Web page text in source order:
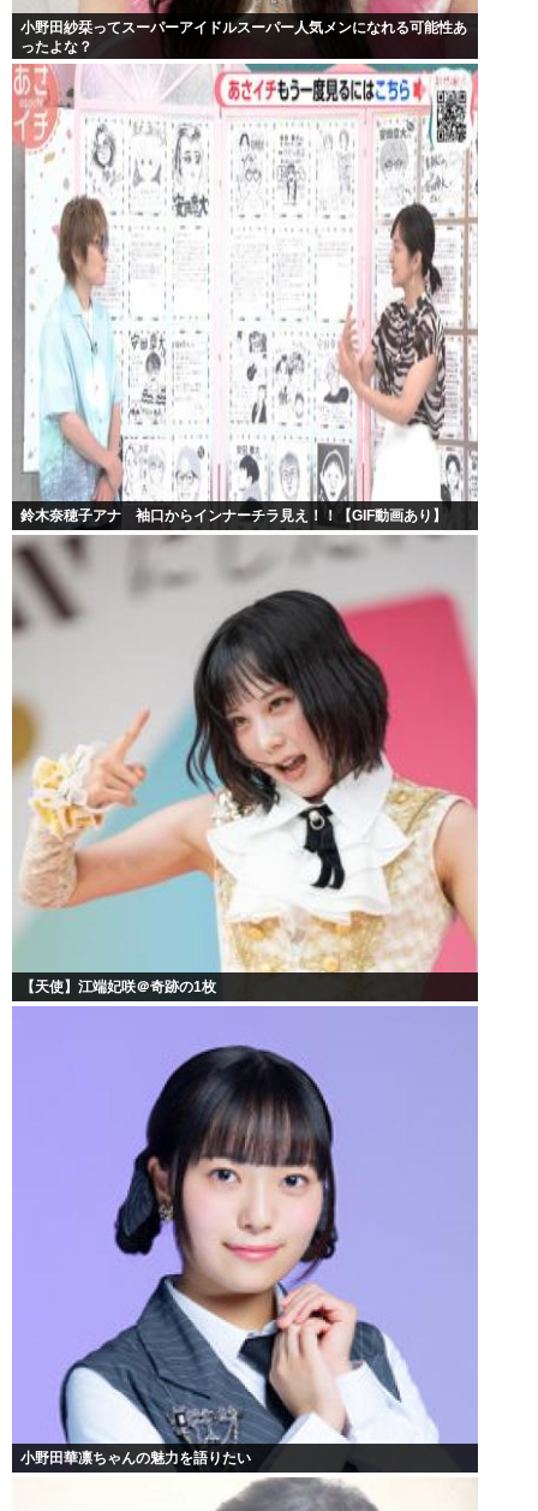
小野田紗栞ってスーパーアイドルスーパー人気メンになれる可能性あ
ったよな？
鈴木奈穂子アナ 袖口からインナーチラ見え！！【GIF動画あり】
【天使】江端妃咲＠奇跡の1枚
小野田華凛ちゃんの魅力を語りたい